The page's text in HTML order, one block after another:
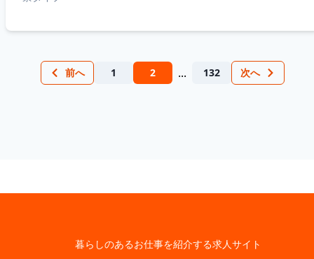
前へ 1 2 ... 132 次へ
暮らしのあるお仕事を紹介する求人サイト